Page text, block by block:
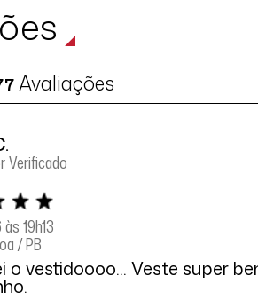
Avaliações
Verificado
19h13
/ PB
o vestidoooo... Veste super